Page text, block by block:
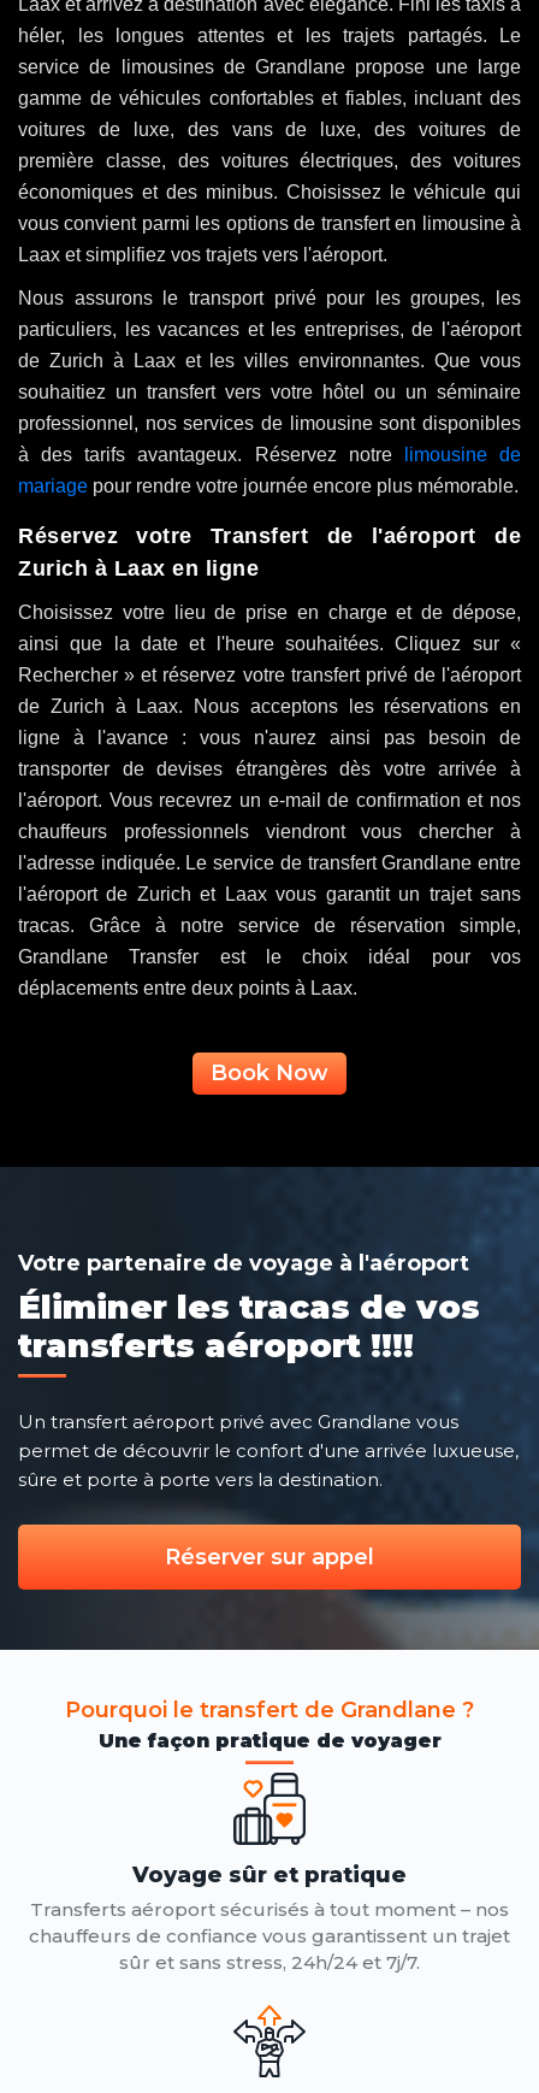
Laax et arrivez à destination avec élégance. Fini les taxis à
héler, les longues attentes et les trajets partagés. Le
service de limousines de Grandlane propose une large
gamme de véhicules confortables et fiables, incluant des
voitures de luxe, des vans de luxe, des voitures de
première classe, des voitures électriques, des voitures
économiques et des minibus. Choisissez le véhicule qui
vous convient parmi les options de transfert en limousine à
Laax et simplifiez vos trajets vers l'aéroport.
Nous assurons le transport privé pour les groupes, les
particuliers, les vacances et les entreprises, de l'aéroport
de Zurich à Laax et les villes environnantes. Que vous
souhaitiez un transfert vers votre hôtel ou un séminaire
professionnel, nos services de limousine sont disponibles
à des tarifs avantageux. Réservez notre
limousine de
mariage pour rendre votre journée encore plus mémorable.
Réservez votre
Transfert de l'aéroport de
Zurich à Laax en ligne
Choisissez votre lieu de prise en charge et de dépose,
ainsi que la date et l'heure souhaitées. Cliquez sur «
Rechercher » et réservez votre transfert privé de l'aéroport
de Zurich à Laax. Nous acceptons les réservations en
ligne à l'avance : vous n'aurez ainsi pas besoin de
transporter de devises étrangères dès votre arrivée à
l'aéroport. Vous recevrez un e-mail de confirmation et nos
chauffeurs professionnels viendront vous chercher à
l'adresse indiquée. Le service de transfert Grandlane entre
l'aéroport de Zurich et Laax vous garantit un trajet sans
tracas. Grâce à notre service de réservation simple,
Grandlane Transfer est le choix idéal pour vos
déplacements entre deux points à Laax.
Book Now
Votre partenaire de voyage à l'aéroport
Éliminer les tracas de vos
transferts aéroport !!!!
Un transfert aéroport privé avec Grandlane vous
permet de découvrir le confort d'une arrivée luxueuse,
sûre et porte à porte vers la destination.
Réserver sur appel
Pourquoi le transfert de Grandlane ?
Une façon pratique de voyager
Voyage sûr et pratique
Transferts aéroport sécurisés à tout moment – ​​nos
chauffeurs de confiance vous garantissent un trajet
sûr et sans stress, 24h/24 et 7j/7.